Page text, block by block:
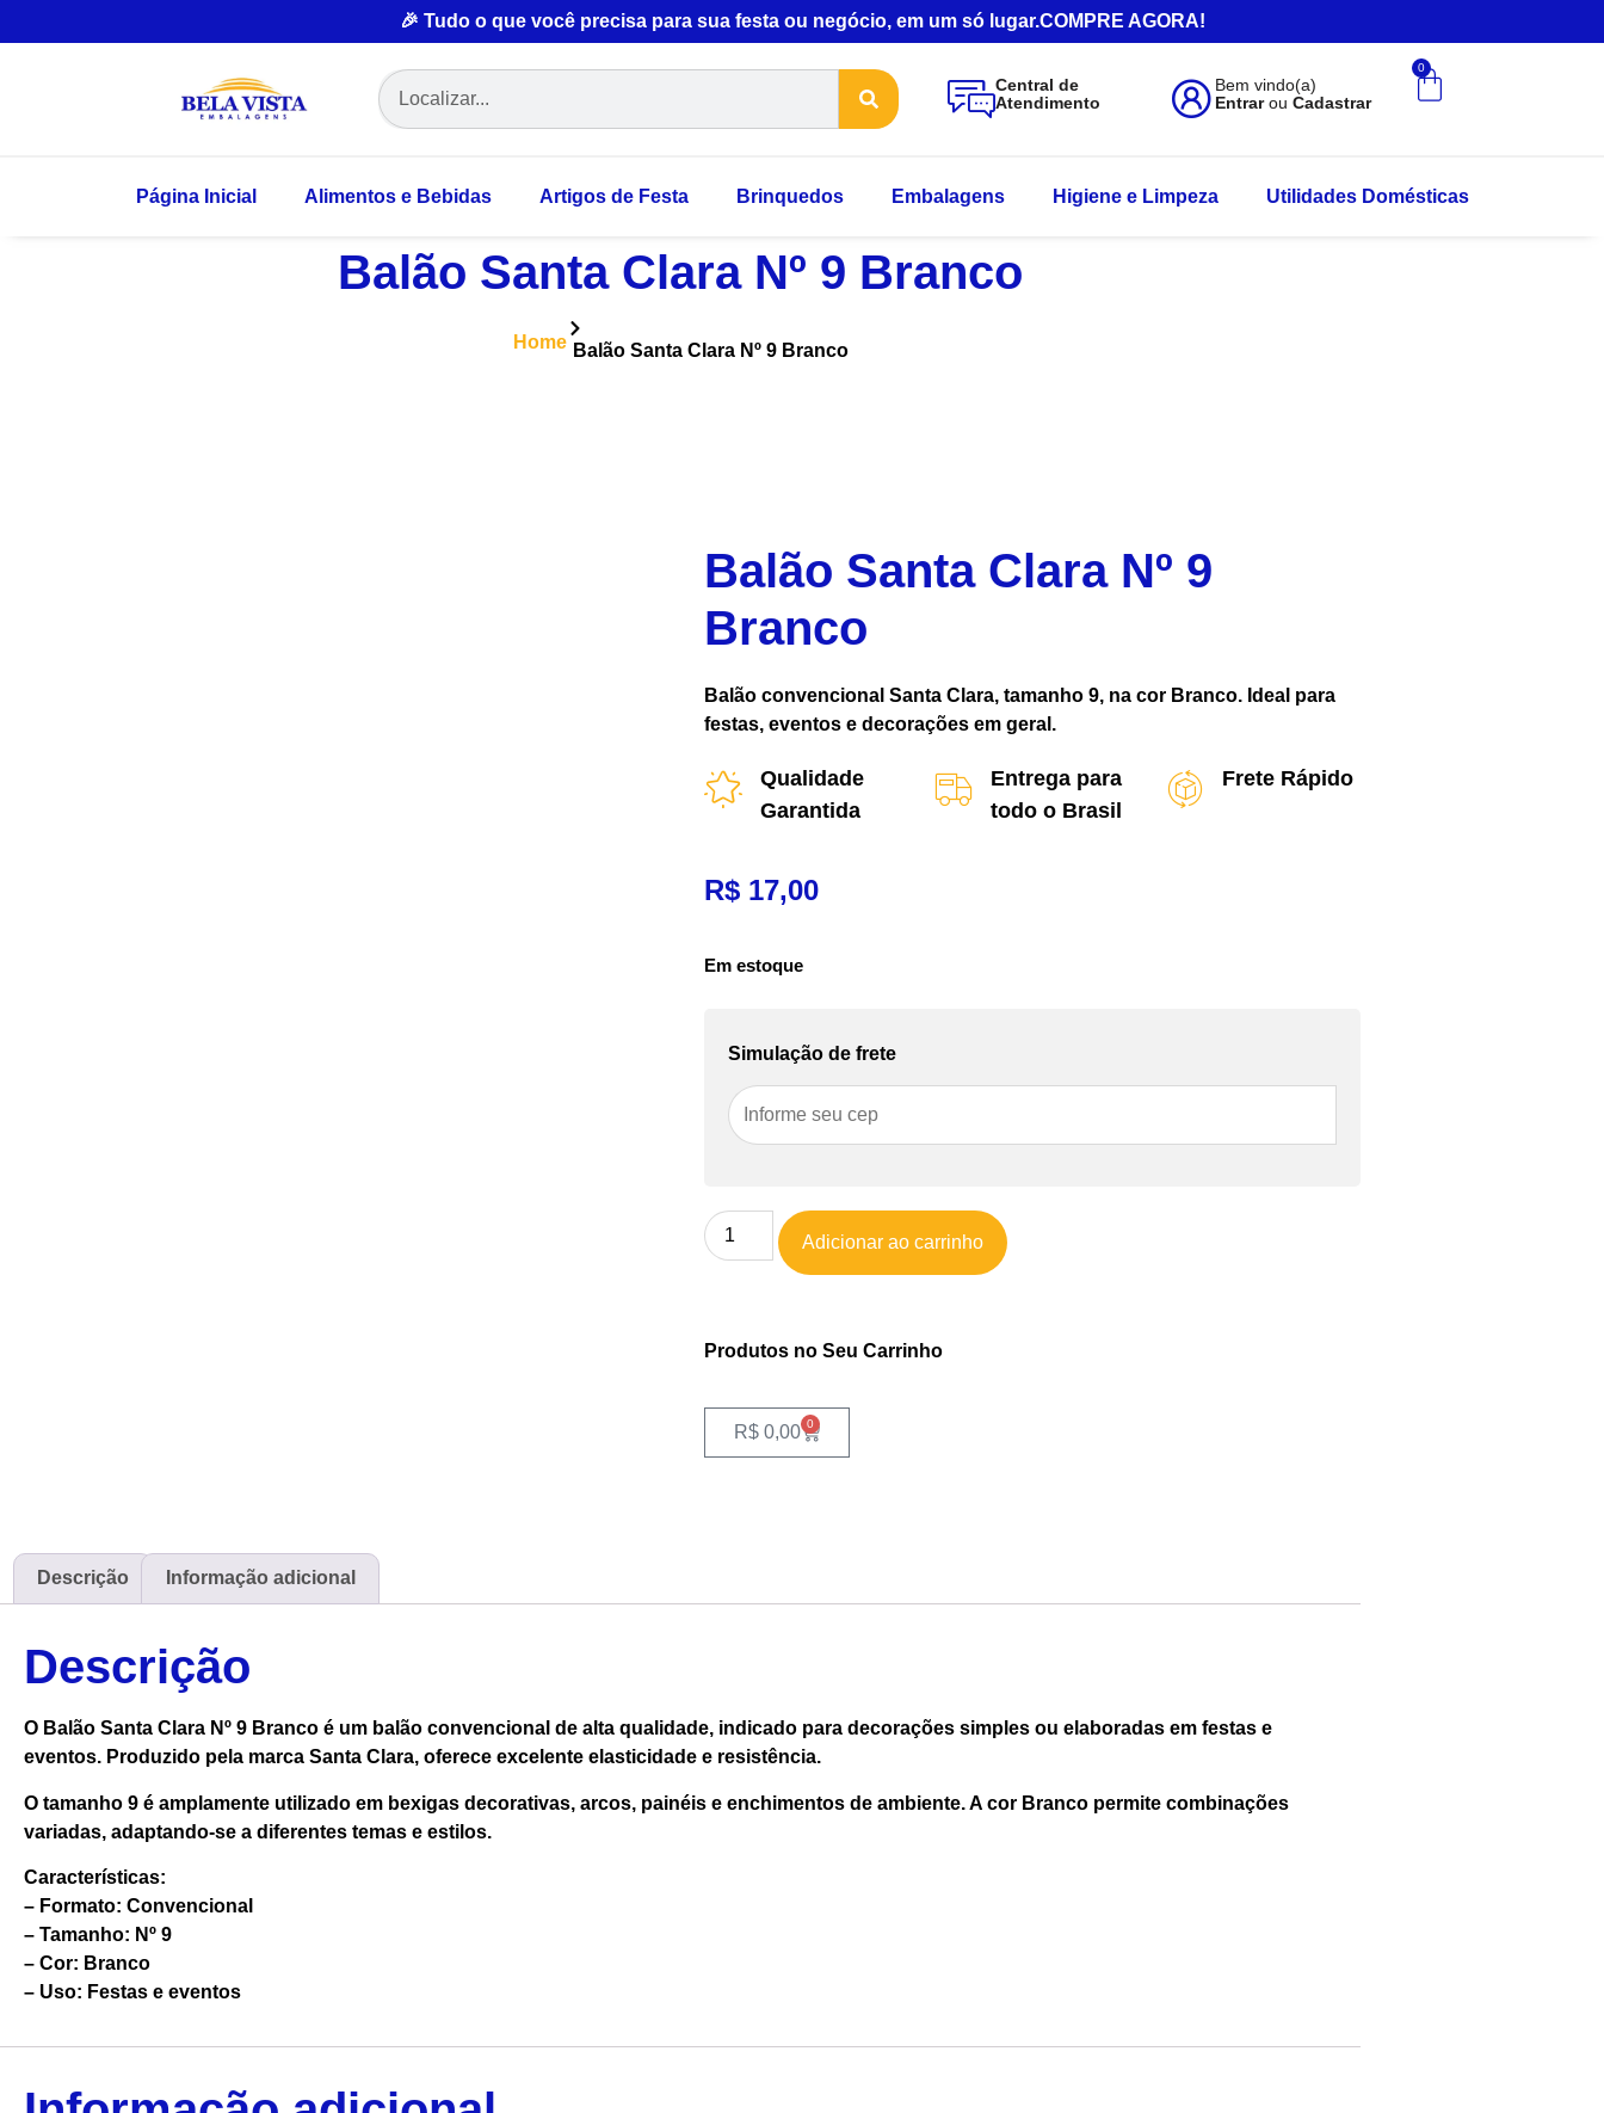
🎉 Tudo o que você precisa para sua festa ou negócio, em um só lugar.COMPRE AGORA!
Central de
Atendimento
Bem vindo(a)
EntrarouCadastrar
0
Página Inicial Alimentos e Bebidas Artigos de Festa Brinquedos Embalagens Higiene e Limpeza Utilidades Domésticas
Balão Santa Clara Nº 9 Branco
Home Balão Santa Clara Nº 9 Branco
Balão Santa Clara Nº 9
Branco
Balão convencional Santa Clara, tamanho 9, na cor Branco. Ideal para
festas, eventos e decorações em geral.
Qualidade
Garantida
Entrega para
todo o Brasil
Frete Rápido
R$ 17,00
Em estoque
Simulação de frete
Adicionar ao carrinho
Produtos no Seu Carrinho
R$ 0,00 0
Descrição Informação adicional
Descrição
O Balão Santa Clara Nº 9 Branco é um balão convencional de alta qualidade, indicado para decorações simples ou elaboradas em festas e
eventos. Produzido pela marca Santa Clara, oferece excelente elasticidade e resistência.
O tamanho 9 é amplamente utilizado em bexigas decorativas, arcos, painéis e enchimentos de ambiente. A cor Branco permite combinações
variadas, adaptando-se a diferentes temas e estilos.
Características:
– Formato: Convencional
– Tamanho: Nº 9
– Cor: Branco
– Uso: Festas e eventos